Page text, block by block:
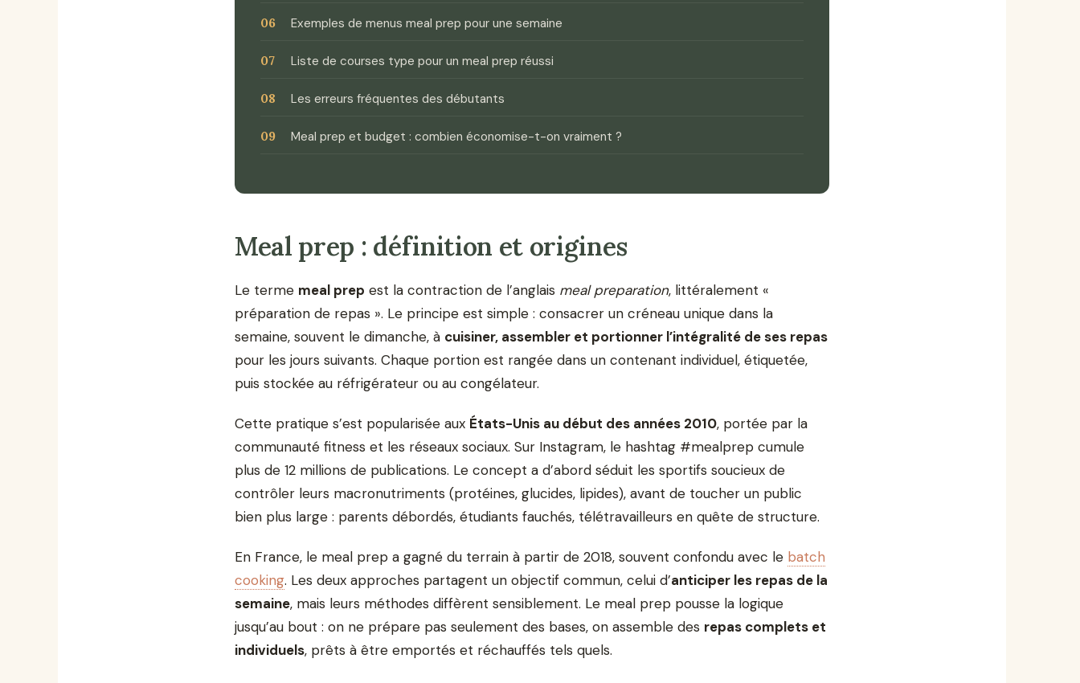
Exemples de menus meal prep pour une semaine
Liste de courses type pour un meal prep réussi
Les erreurs fréquentes des débutants
Meal prep et budget : combien économise-t-on vraiment ?
Meal prep : définition et origines
Le terme meal prep est la contraction de l’anglais meal preparation, littéralement «
préparation de repas ». Le principe est simple : consacrer un créneau unique dans la
semaine, souvent le dimanche, à cuisiner, assembler et portionner l’intégralité de ses repas
pour les jours suivants. Chaque portion est rangée dans un contenant individuel, étiquetée,
puis stockée au réfrigérateur ou au congélateur.
Cette pratique s’est popularisée aux États-Unis au début des années 2010, portée par la
communauté fitness et les réseaux sociaux. Sur Instagram, le hashtag #mealprep cumule
plus de 12 millions de publications. Le concept a d’abord séduit les sportifs soucieux de
contrôler leurs macronutriments (protéines, glucides, lipides), avant de toucher un public
bien plus large : parents débordés, étudiants fauchés, télétravailleurs en quête de structure.
En France, le meal prep a gagné du terrain à partir de 2018, souvent confondu avec le batch
cooking. Les deux approches partagent un objectif commun, celui d’anticiper les repas de la
semaine, mais leurs méthodes diffèrent sensiblement. Le meal prep pousse la logique
jusqu’au bout : on ne prépare pas seulement des bases, on assemble des repas complets et
individuels, prêts à être emportés et réchauffés tels quels.